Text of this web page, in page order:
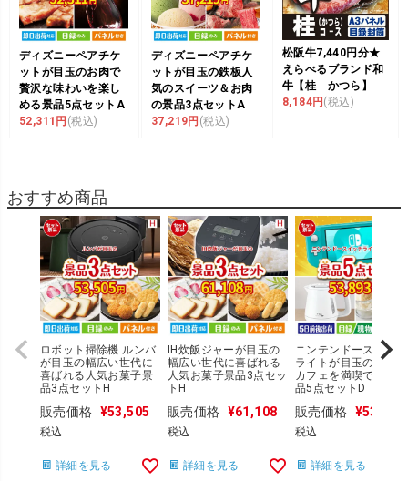
ディズニーペアチケ
ットが目玉のお肉で
贅沢な味わいを楽し
める景品5点セットA
52,311円 (税込)
ディズニーペアチケ
ットが目玉の鉄板人
気のスイーツ＆お肉
の景品3点セットA
37,219円 (税込)
松阪牛7,440円分★
えらべるブランド和
牛【桂 かつら】
8,184円 (税込)
おすすめ商品
ロボット掃除機 ルンバ
が目玉の幅広い世代に
喜ばれる人気お菓子景
品3点セットH
販売価格 ¥53,505
税込
詳細を見る
IH炊飯ジャーが目玉の
幅広い世代に喜ばれる
人気お菓子景品3点セッ
トH
販売価格 ¥61,108
税込
詳細を見る
ニンテンドースイッチ
ライトが目玉のおうち
カフェを満喫できる景
品5点セットD
販売価格 ¥53,893
税込
詳細を見る